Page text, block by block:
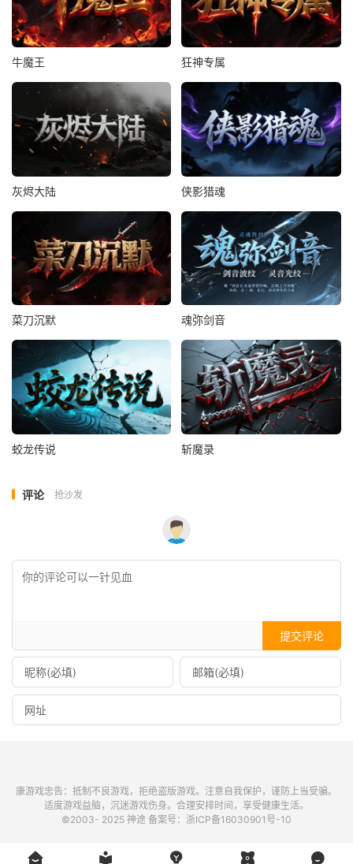
牛魔王 狂神专属
灰烬大陆 侠影猎魂
菜刀沉默 魂弥剑音
蛟龙传说 斩魔录
评论 抢沙发
提交评论
康游戏忠告：抵制不良游戏，拒绝盗版游戏。注意自我保护，谨防上当受骗。
适度游戏益脑，沉迷游戏伤身。合理安排时间，享受健康生活。
©2003- 2025 神途 备案号： 浙ICP备16030901号-10
    